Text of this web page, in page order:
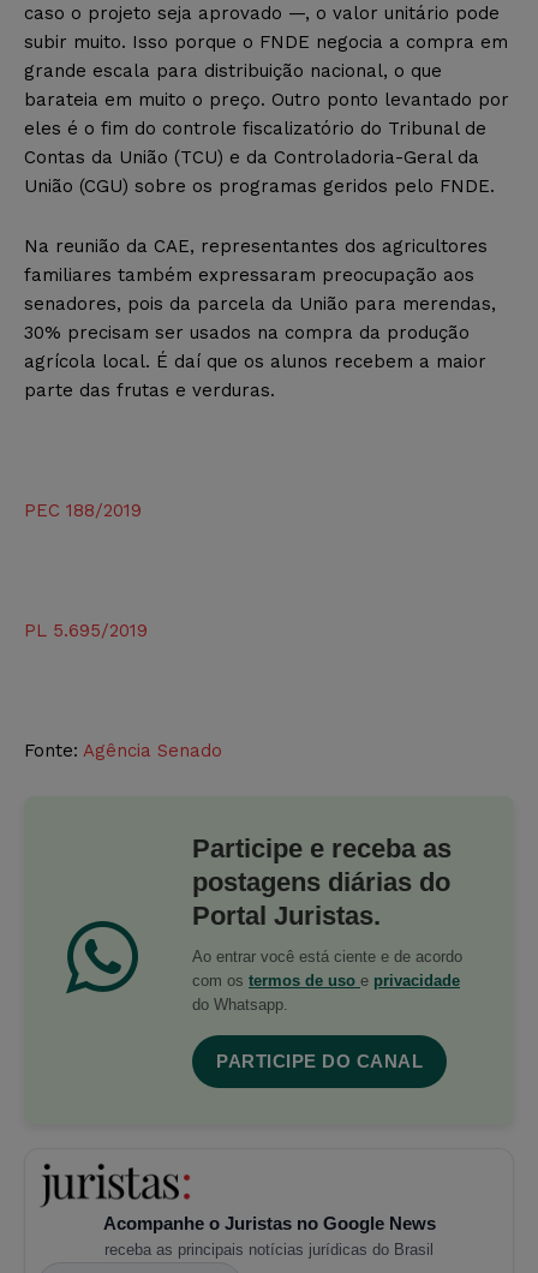
caso o projeto seja aprovado —, o valor unitário pode
subir muito. Isso porque o FNDE negocia a compra em
grande escala para distribuição nacional, o que
barateia em muito o preço. Outro ponto levantado por
eles é o fim do controle fiscalizatório do Tribunal de
Contas da União (TCU) e da Controladoria-Geral da
União (CGU) sobre os programas geridos pelo FNDE.
Na reunião da CAE, representantes dos agricultores
familiares também expressaram preocupação aos
senadores, pois da parcela da União para merendas,
30% precisam ser usados na compra da produção
agrícola local. É daí que os alunos recebem a maior
parte das frutas e verduras.
PEC 188/2019
PL 5.695/2019
Fonte: Agência Senado
Participe e receba as
postagens diárias do
Portal Juristas.
Ao entrar você está ciente e de acordo
com os termos de uso e privacidade
do Whatsapp.
PARTICIPE DO CANAL
Acompanhe o Juristas no Google News
receba as principais notícias jurídicas do Brasil